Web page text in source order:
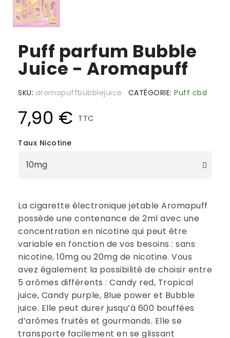
Puff parfum Bubble
Juice - Aromapuff
SKU aromapuffbubblejuice CATÉGORIE Puff cbd
7,90 € TTC
Taux Nicotine
La cigarette électronique jetable Aromapuff
possède une contenance de 2ml avec une
concentration en nicotine qui peut être
variable en fonction de vos besoins : sans
nicotine, 10mg ou 20mg de nicotine. Vous
avez également la possibilité de choisir entre
5 arômes différents : Candy red, Tropical
juice, Candy purple, Blue power et Bubble
juice. Elle peut durer jusqu’à 600 bouffées
d’arômes fruités et gourmands. Elle se
transporte facilement en se glissant